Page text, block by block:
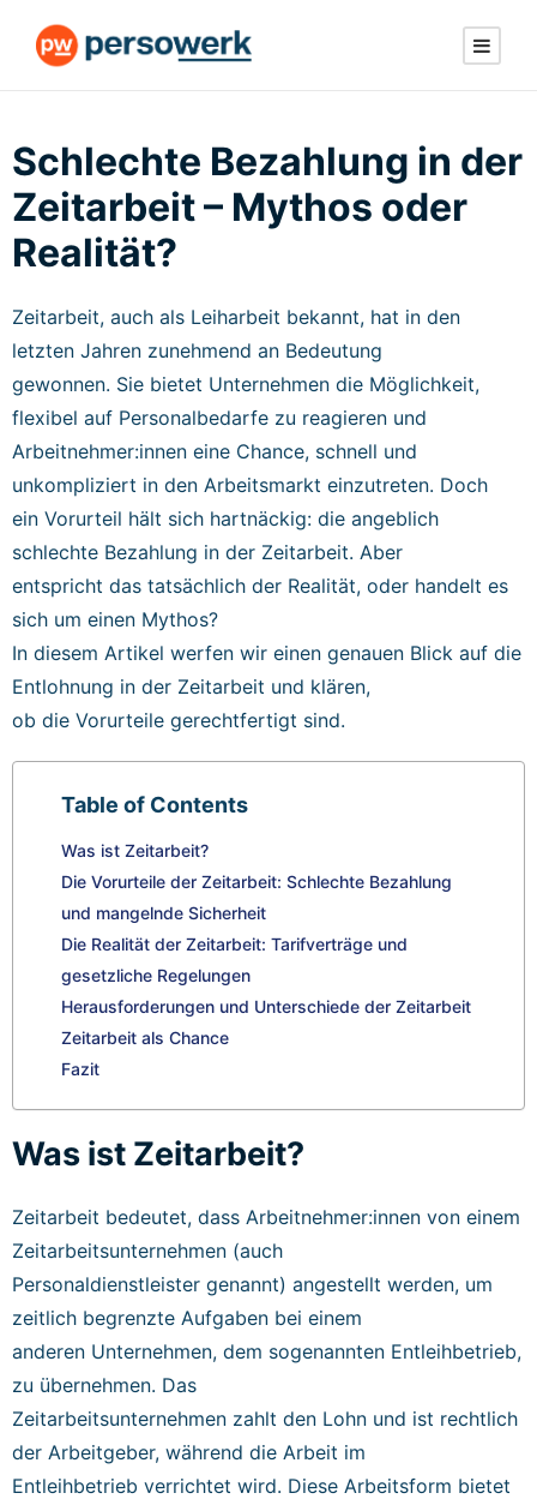
Schlechte Bezahlung in der
Zeitarbeit – Mythos oder
Realität?
Zeitarbeit, auch als Leiharbeit bekannt, hat in den
letzten Jahren zunehmend an Bedeutung
gewonnen. Sie bietet Unternehmen die Möglichkeit,
flexibel auf Personalbedarfe zu reagieren und
Arbeitnehmer:innen eine Chance, schnell und
unkompliziert in den Arbeitsmarkt einzutreten. Doch
ein Vorurteil hält sich hartnäckig: die angeblich
schlechte Bezahlung in der Zeitarbeit. Aber
entspricht das tatsächlich der Realität, oder handelt es
sich um einen Mythos?
In diesem Artikel werfen wir einen genauen Blick auf die
Entlohnung in der Zeitarbeit und klären,
ob die Vorurteile gerechtfertigt sind.
Table of Contents
Was ist Zeitarbeit?
Die Vorurteile der Zeitarbeit: Schlechte Bezahlung
und mangelnde Sicherheit
Die Realität der Zeitarbeit: Tarifverträge und
gesetzliche Regelungen
Herausforderungen und Unterschiede der Zeitarbeit
Zeitarbeit als Chance
Fazit
Was ist Zeitarbeit?
Zeitarbeit bedeutet, dass Arbeitnehmer:innen von einem
Zeitarbeitsunternehmen (auch
Personaldienstleister genannt) angestellt werden, um
zeitlich begrenzte Aufgaben bei einem
anderen Unternehmen, dem sogenannten Entleihbetrieb,
zu übernehmen. Das
Zeitarbeitsunternehmen zahlt den Lohn und ist rechtlich
der Arbeitgeber, während die Arbeit im
Entleihbetrieb verrichtet wird. Diese Arbeitsform bietet